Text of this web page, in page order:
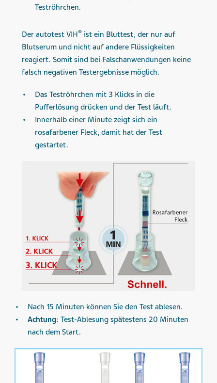
Teströhrchen.
Der autotest VIH® ist ein Bluttest, der nur auf
Blutserum und nicht auf andere Flüssigkeiten
reagiert. Somit sind bei Falschanwendungen keine
falsch negativen Testergebnisse möglich.
Das Teströhrchen mit 3 Klicks in die
Pufferlösung drücken und der Test läuft.
Innerhalb einer Minute zeigt sich ein
rosafarbener Fleck, damit hat der Test
gestartet.
Nach 15 Minuten können Sie den Test ablesen.
Achtung: Test-Ablesung spätestens 20 Minuten
nach dem Start.